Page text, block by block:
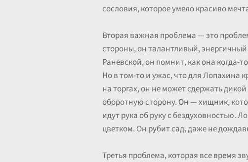
сословия, которое умело красиво
Вторая важная проблема — это
стороны, он талантливый,
Раневской, он помнит, как она когда-
Но в том-то и ужас, что для Лопахина
на торгах, он не может сдержать
оборотную сторону. Он — хищник,
идут рука об руку с бездуховностью.
цветком. Он рубит сад, даже не
Третья проблема, которая все время